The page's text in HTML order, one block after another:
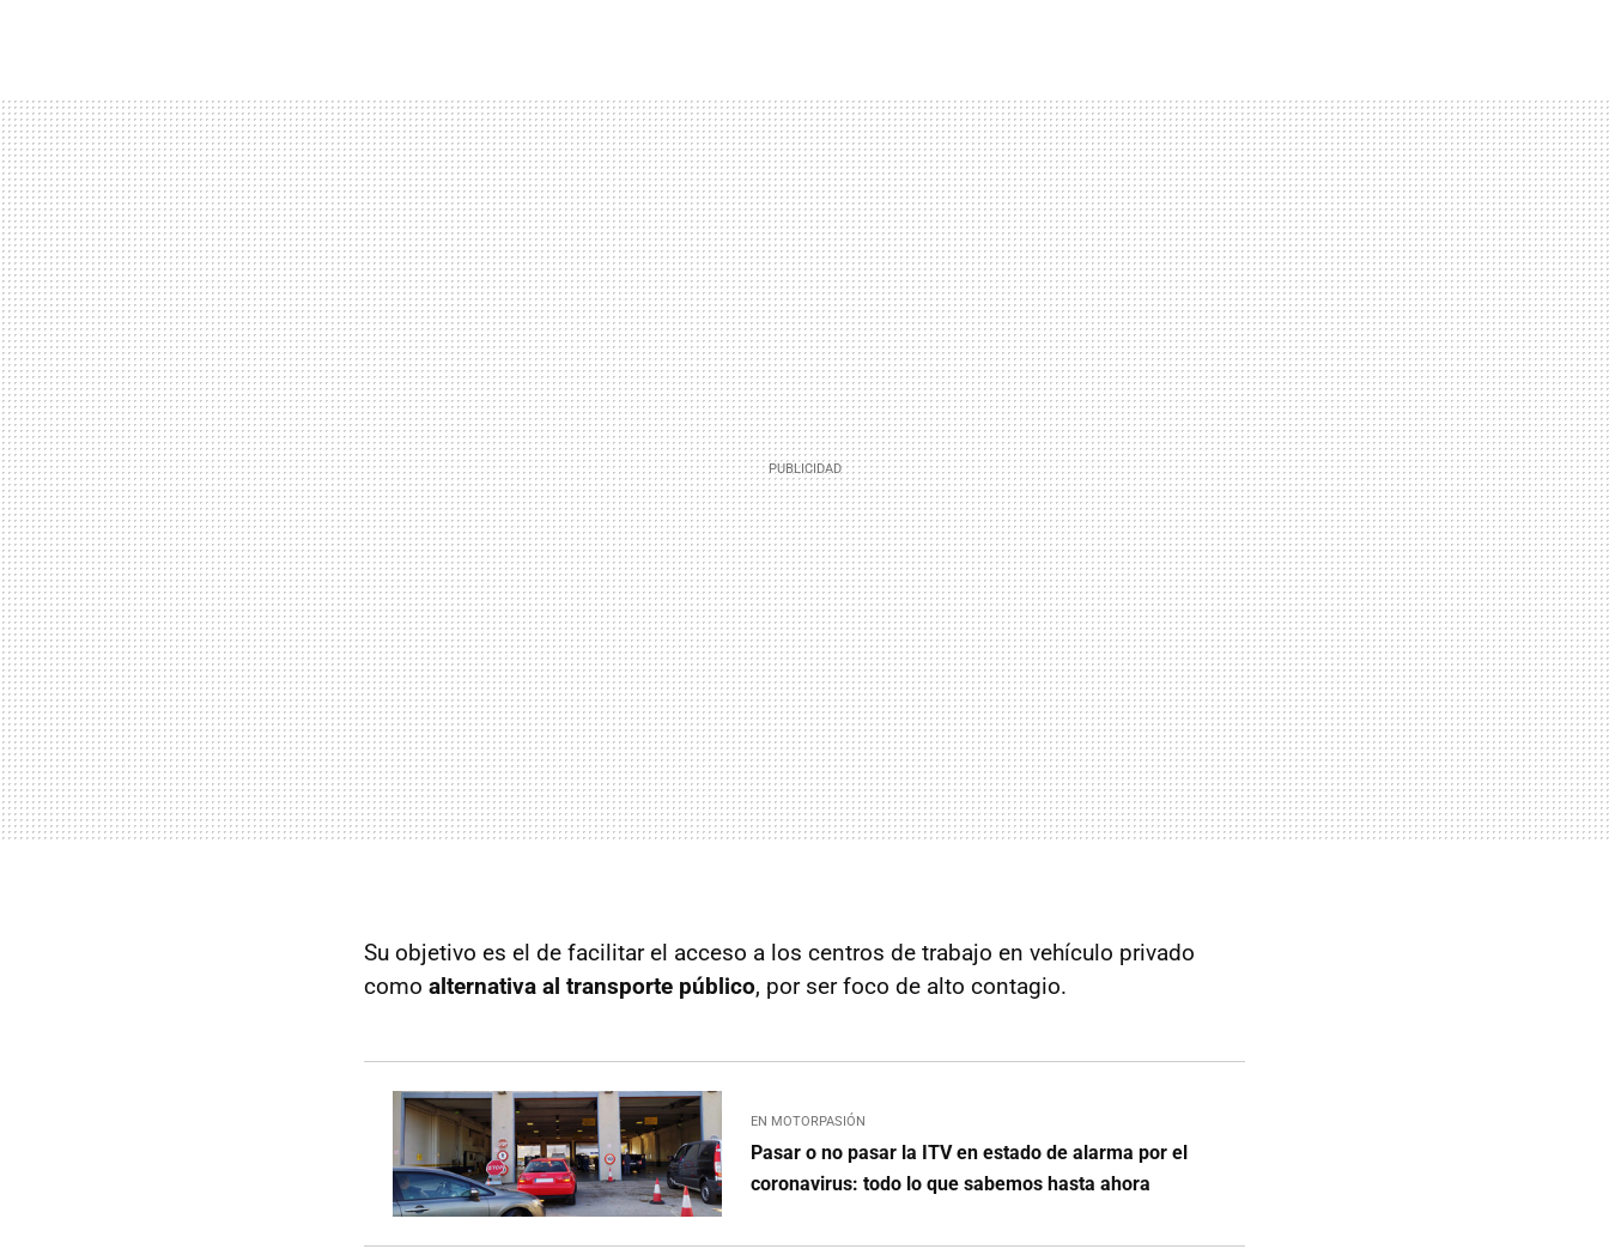
Su objetivo es el de facilitar el acceso a los centros de trabajo en vehículo privado
como alternativa al transporte público, por ser foco de alto contagio.
EN MOTORPASIÓN
Pasar o no pasar la ITV en estado de alarma por el
coronavirus: todo lo que sabemos hasta ahora